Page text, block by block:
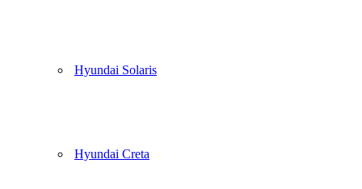
Hyundai Solaris
Hyundai Creta